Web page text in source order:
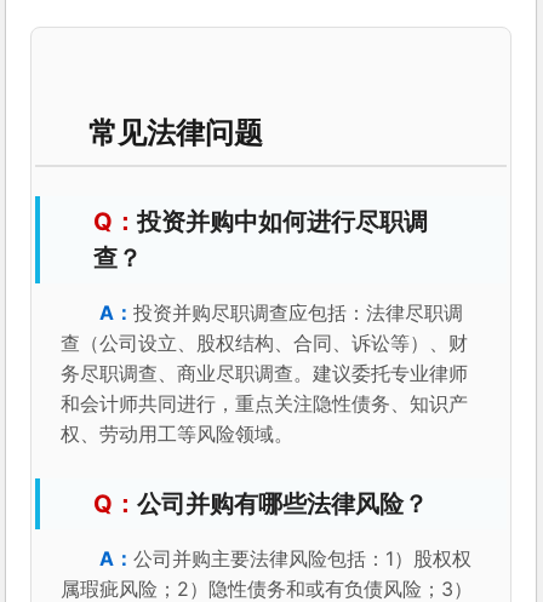
常见法律问题
投资并购中如何进行尽职调
查？
投资并购尽职调查应包括：法律尽职调
查（公司设立、股权结构、合同、诉讼等）、财
务尽职调查、商业尽职调查。建议委托专业律师
和会计师共同进行，重点关注隐性债务、知识产
权、劳动用工等风险领域。
公司并购有哪些法律风险？
公司并购主要法律风险包括：1）股权权
属瑕疵风险；2）隐性债务和或有负债风险；3）